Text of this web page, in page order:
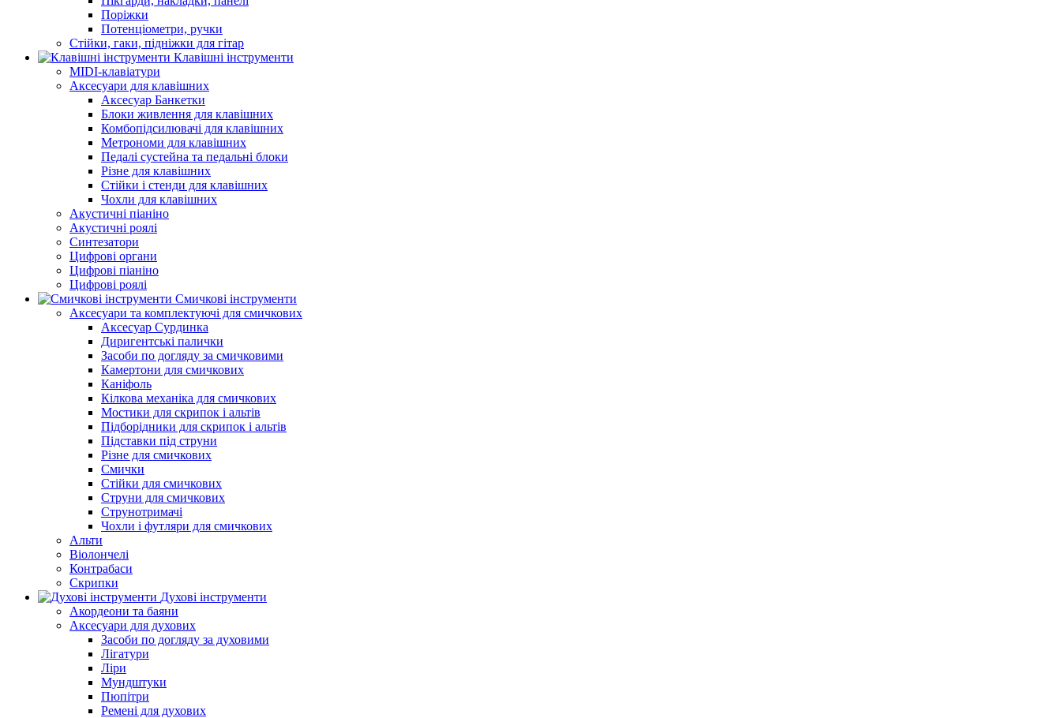
Поріжки
Потенціометри, ручки
Стійки, гаки, підніжки для гітар
Клавішні інструменти
MIDI-клавіатури
Аксесуари для клавішних
Аксесуар Банкетки
Блоки живлення для клавішних
Комбопідсилювачі для клавішних
Метрономи для клавішних
Педалі сустейна та педальні блоки
Різне для клавішних
Стійки і стенди для клавішних
Чохли для клавішних
Акустичні піаніно
Акустичні роялі
Синтезатори
Цифрові органи
Цифрові піаніно
Цифрові роялі
Смичкові інструменти
Аксесуари та комплектуючі для смичкових
Аксесуар Сурдинка
Диригентські палички
Засоби по догляду за смичковими
Камертони для смичкових
Каніфоль
Кілкова механіка для смичкових
Мостики для скрипок і альтів
Підборiдники для скрипок і альтів
Підставки під струни
Різне для смичкових
Смички
Стійки для смичкових
Струни для смичкових
Струнотримачі
Чохли і футляри для смичкових
Альти
Віолончелі
Контрабаси
Скрипки
Духові інструменти
Акордеони та баяни
Аксесуари для духових
Засоби по догляду за духовими
Лігатури
Ліри
Мундштуки
Пюпітри
Ремені для духових